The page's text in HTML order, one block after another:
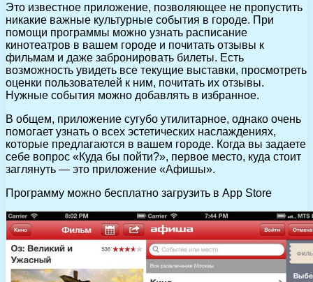
Это известное приложение, позволяющее не пропустить
никакие важные культурные события в городе. При
помощи программы можно узнать расписание
кинотеатров в вашем городе и почитать отзывы к
фильмам и даже забронировать билеты. Есть
возможность увидеть все текущие выставки, просмотреть
оценки пользователей к ним, почитать их отзывы.
Нужные события можно добавлять в избранное.
В общем, приложение сугубо утилитарное, однако очень
помогает узнать о всех эстетических наслаждениях,
которые предлагаются в вашем городе. Когда вы задаете
себе вопрос «Куда бы пойти?», первое место, куда стоит
заглянуть — это приложение «Афишы».
Программу можно бесплатно загрузить в App Store